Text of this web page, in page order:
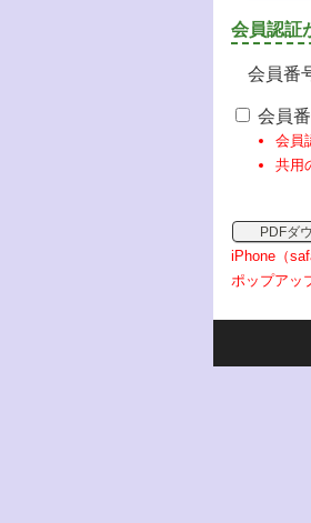
会員認証
会員番
会員
会員
共用
PDFダ
iPhone（
ポップアッ